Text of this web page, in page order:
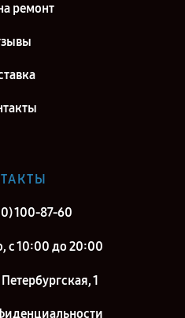
Fortuna General 19M6 в г. Санкт-
ремонт
100-87-60
с 10:00 до 20:00
1